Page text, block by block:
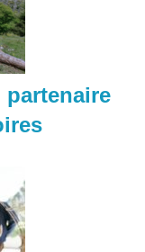
partenaire